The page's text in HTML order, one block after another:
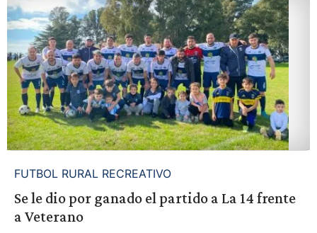
FUTBOL RURAL RECREATIVO
Se le dio por ganado el partido a La 14 frente
a Veterano